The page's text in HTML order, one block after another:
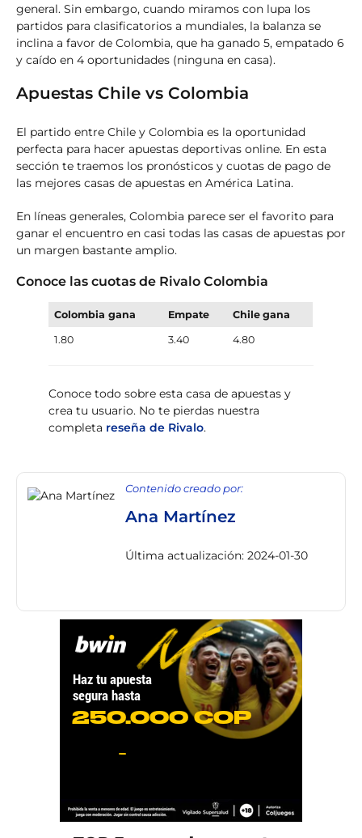
general. Sin embargo, cuando miramos con lupa los
partidos para clasificatorios a mundiales, la balanza se
inclina a favor de Colombia, que ha ganado 5, empatado 6
y caído en 4 oportunidades (ninguna en casa).
Apuestas Chile vs Colombia
El partido entre Chile y Colombia es la oportunidad
perfecta para hacer apuestas deportivas online. En esta
sección te traemos los pronósticos y cuotas de pago de
las mejores casas de apuestas en América Latina.
En líneas generales, Colombia parece ser el favorito para
ganar el encuentro en casi todas las casas de apuestas por
un margen bastante amplio.
Conoce las cuotas de Rivalo Colombia
Colombia gana Empate Chile gana
1.80 3.40 4.80
Conoce todo sobre esta casa de apuestas y
crea tu usuario. No te pierdas nuestra
completa reseña de Rivalo.
Contenido creado por:
Ana Martínez
Última actualización: 2024-01-30